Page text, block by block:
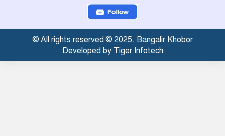
© All rights reserved © 2025. Bangalir Khobor
Developed by Tiger Infotech